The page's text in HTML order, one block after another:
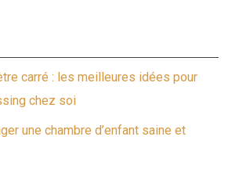
carré : les meilleures idées pour
chez soi
une chambre d’enfant saine et